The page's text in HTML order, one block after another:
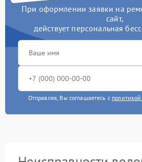
При оформлении заявки на
сайт,
действует персональная
Отправляя, Вы соглашаетесь с